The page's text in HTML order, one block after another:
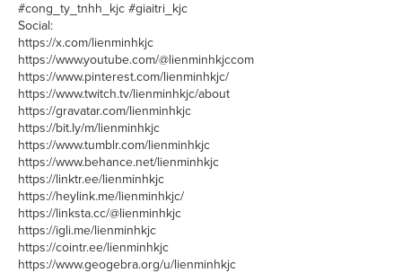
#cong_ty_tnhh_kjc #giaitri_kjc
Social:
https://x.com/lienminhkjc
https://www.youtube.com/@lienminhkjccom
https://www.pinterest.com/lienminhkjc/
https://www.twitch.tv/lienminhkjc/about
https://gravatar.com/lienminhkjc
https://bit.ly/m/lienminhkjc
https://www.tumblr.com/lienminhkjc
https://www.behance.net/lienminhkjc
https://linktr.ee/lienminhkjc
https://heylink.me/lienminhkjc/
https://linksta.cc/@lienminhkjc
https://igli.me/lienminhkjc
https://cointr.ee/lienminhkjc
https://www.geogebra.org/u/lienminhkjc